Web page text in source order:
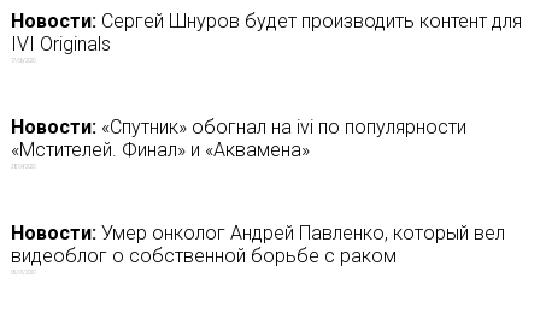
Новости:Сергей Шнуров будет производить контент для
IVI Originals
17/06/2020
Новости:«Спутник» обогнал на ivi по популярности
«Мстителей. Финал» и «Аквамена»
28/04/2020
Новости:Умер онколог Андрей Павленко, который вел
видеоблог о собственной борьбе с раком
05/01/2020